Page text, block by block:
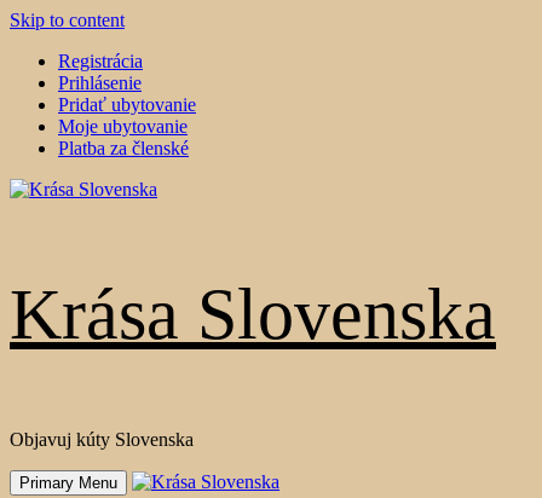
Skip to content
Registrácia
Prihlásenie
Pridať ubytovanie
Moje ubytovanie
Platba za členské
Krása Slovenska
Objavuj kúty Slovenska
Primary Menu